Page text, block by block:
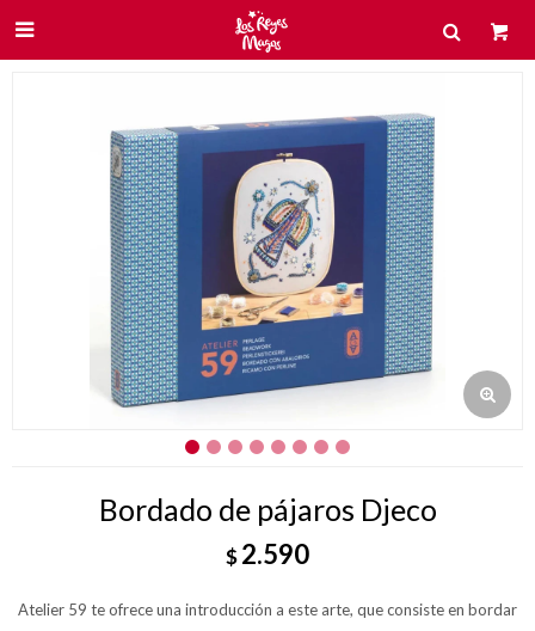

Bordado de pájaros Djeco
$2.590
Atelier 59 te ofrece una introducción a este arte, que consiste en bordar